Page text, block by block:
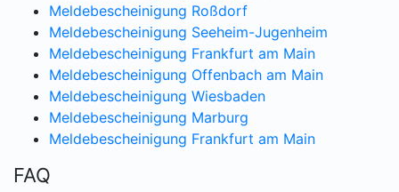
Meldebescheinigung Roßdorf
Meldebescheinigung Seeheim-Jugenheim
Meldebescheinigung Frankfurt am Main
Meldebescheinigung Offenbach am Main
Meldebescheinigung Wiesbaden
Meldebescheinigung Marburg
Meldebescheinigung Frankfurt am Main
FAQ